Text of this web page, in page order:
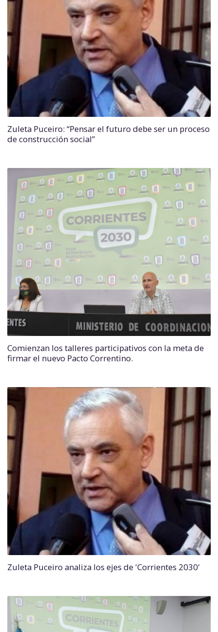
Zuleta Puceiro: “Pensar el futuro debe ser un proceso
de construcción social”
Comienzan los talleres participativos con la meta de
firmar el nuevo Pacto Correntino.
Zuleta Puceiro analiza los ejes de 'Corrientes 2030'